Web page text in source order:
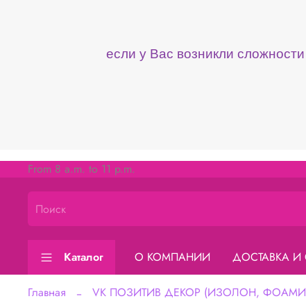
если у Вас возникли
From 8 a.m. to 11 p.m.
Каталог О КОМПАНИИ ДОСТАВКА И
Главная VK ПОЗИТИВ ДЕКОР (ИЗОЛОН,